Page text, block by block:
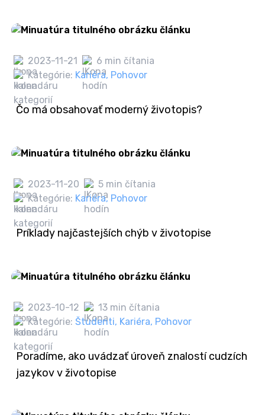
2023-11-21
6 min čítania
Kategórie: Kariéra, Pohovor
Čo má obsahovať moderný životopis?
2023-11-20
5 min čítania
Kategórie: Kariéra, Pohovor
Príklady najčastejších chýb v životopise
2023-10-12
13 min čítania
Kategórie: Študenti, Kariéra, Pohovor
Poradíme, ako uvádzať úroveň znalostí cudzích
jazykov v životopise